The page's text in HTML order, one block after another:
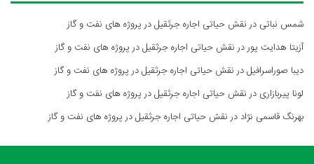
شمس نباتی درنقش حیاتی اجاره جرثقیل در پروژه های نفت و گاز
آزیتا هدایت پوردرنقش حیاتی اجاره جرثقیل در پروژه های نفت و گاز
دیبا صوراسرافیلدرنقش حیاتی اجاره جرثقیل در پروژه های نفت و گاز
لونا پیربازاری درنقش حیاتی اجاره جرثقیل در پروژه های نفت و گاز
بهرنگ قاسمی نژاد درنقش حیاتی اجاره جرثقیل در پروژه های نفت و گاز